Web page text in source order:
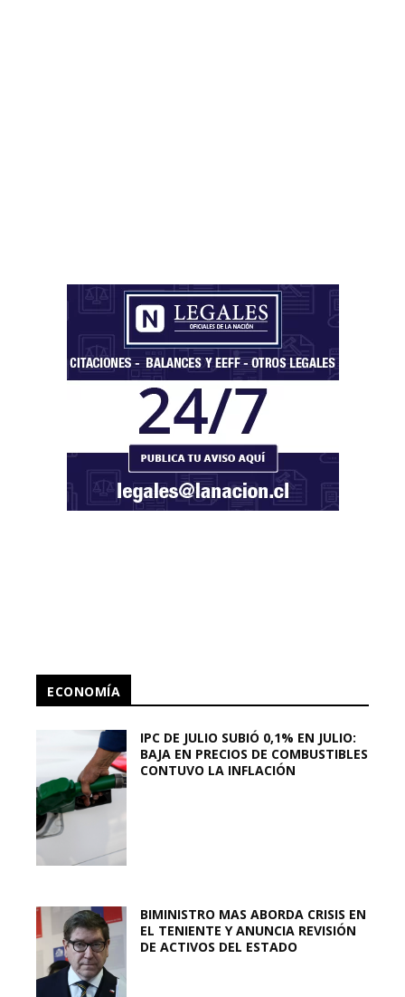
ECONOMÍA
IPC DE JULIO SUBIÓ 0,1% EN JULIO:
BAJA EN PRECIOS DE COMBUSTIBLES
CONTUVO LA INFLACIÓN
BIMINISTRO MAS ABORDA CRISIS EN
EL TENIENTE Y ANUNCIA REVISIÓN
DE ACTIVOS DEL ESTADO